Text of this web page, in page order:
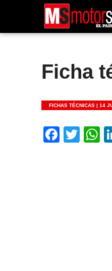
Ficha
FICHAS TÉCNICAS |14